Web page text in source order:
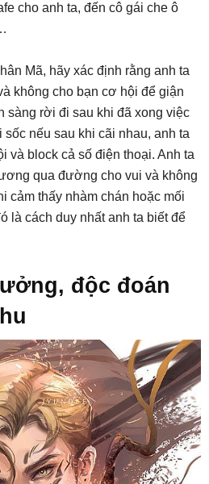
cho anh ta, đến cô gái che ô
Mã, hãy xác định rằng anh ta
không cho bạn cơ hội để giận
sàng rời đi sau khi đã xong việc
nếu sau khi cãi nhau, anh ta
và block cả số điện thoại. Anh ta
qua đường cho vui và không
cảm thấy nhàm chán hoặc mối
là cách duy nhất anh ta biết để
độc đoán